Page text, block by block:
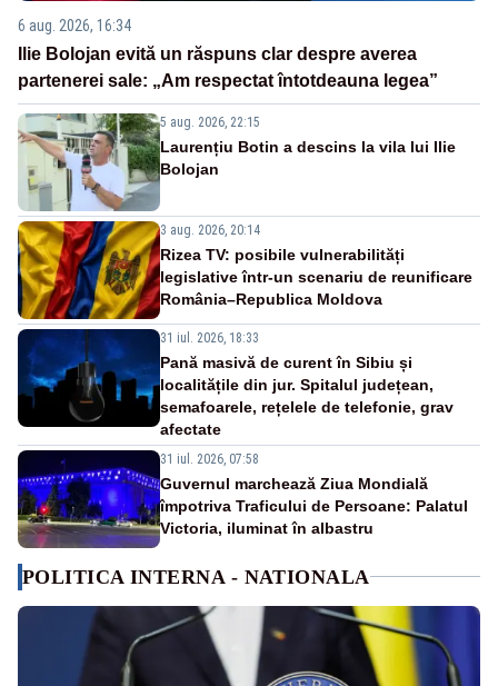
6 aug. 2026, 16:34
Ilie Bolojan evită un răspuns clar despre averea
partenerei sale: „Am respectat întotdeauna legea”
5 aug. 2026, 22:15
Laurențiu Botin a descins la vila lui Ilie
Bolojan
3 aug. 2026, 20:14
Rizea TV: posibile vulnerabilități
legislative într-un scenariu de reunificare
România–Republica Moldova
31 iul. 2026, 18:33
Pană masivă de curent în Sibiu și
localitățile din jur. Spitalul județean,
semafoarele, rețelele de telefonie, grav
afectate
31 iul. 2026, 07:58
Guvernul marchează Ziua Mondială
împotriva Traficului de Persoane: Palatul
Victoria, iluminat în albastru
POLITICA INTERNA - NATIONALA